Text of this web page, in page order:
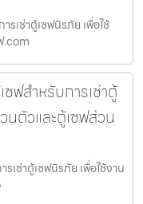
เช่าตู้เซฟนิรภัย เพื่อใช้
.com
ฟสำหรับการเช่าตู้
นตัวและตู้เซฟส่วน
เช่าตู้เซฟนิรภัย เพื่อใช้งาน